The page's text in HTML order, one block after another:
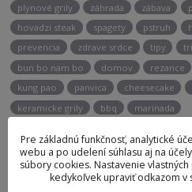
plynové grily
záhrada zábava
hovadzi steak
spagety pstruh
prevencia
zdrave srdce tipy
bun bo nam bo
domov rezance
kung pao
panvica cheesecake
keramicke grily
bbq marinada
Potrebujete
+421 947
Pre základnú funkčnosť, analytické
webu a po udelení súhlasu aj na
súbory cookies. Nastavenie
kedykoľvek upraviť odkazom v